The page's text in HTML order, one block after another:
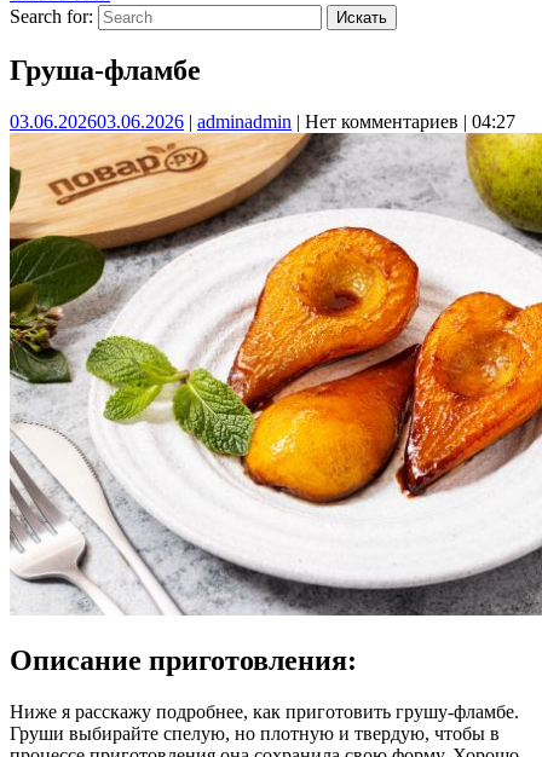
Search for:
Груша-фламбе
03.06.202603.06.2026 | adminadmin | Нет комментариев | 04:27
Описание приготовления:
Ниже я расскажу подробнее, как приготовить грушу-фламбе.
Груши выбирайте спелую, но плотную и твердую, чтобы в